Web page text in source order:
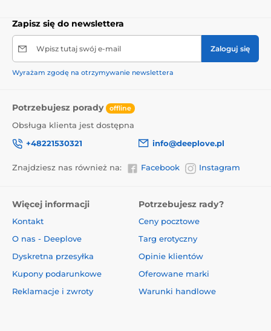
Zapisz się do newslettera
Wpisz tutaj swój e-mail Zaloguj się
Wyrażam zgodę na otrzymywanie newslettera
Potrzebujesz porady offline
Obsługa klienta jest dostępna
+48221530321
info@deeplove.pl
Znajdziesz nas również na: Facebook Instagram
Więcej informacji
Kontakt
O nas - Deeplove
Dyskretna przesyłka
Kupony podarunkowe
Reklamacje i zwroty
Potrzebujesz rady?
Ceny pocztowe
Targ erotyczny
Opinie klientów
Oferowane marki
Warunki handlowe